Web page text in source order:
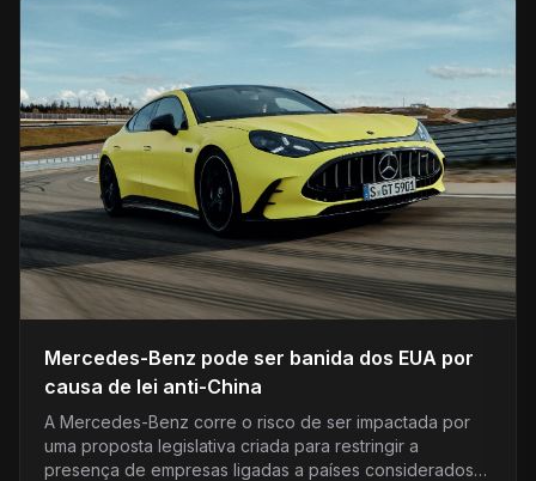
Mercedes-Benz pode ser banida dos EUA por
causa de lei anti-China
A Mercedes-Benz corre o risco de ser impactada por
uma proposta legislativa criada para restringir a
presença de empresas ligadas a países considerados